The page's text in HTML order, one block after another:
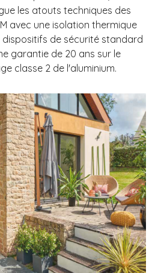
les atouts techniques des
avec une isolation thermique
dispositifs de sécurité standard
garantie de 20 ans sur le
classe 2 de l'aluminium.